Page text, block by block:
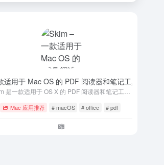
- v1.4.1
适用于 Mac OS 的 PDF 阅读器和笔记工具
Mac 应用推荐 # macOS # office # pdf